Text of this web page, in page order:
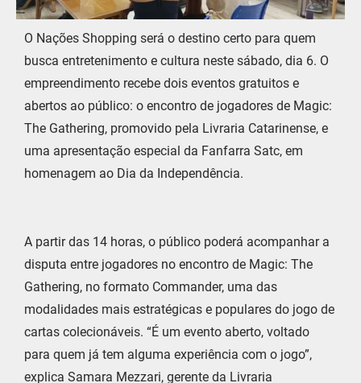
O Nações Shopping será o destino certo para quem
busca entretenimento e cultura neste sábado, dia 6. O
empreendimento recebe dois eventos gratuitos e
abertos ao público: o encontro de jogadores de Magic:
The Gathering, promovido pela Livraria Catarinense, e
uma apresentação especial da Fanfarra Satc, em
homenagem ao Dia da Independência.
A partir das 14 horas, o público poderá acompanhar a
disputa entre jogadores no encontro de Magic: The
Gathering, no formato Commander, uma das
modalidades mais estratégicas e populares do jogo de
cartas colecionáveis. “É um evento aberto, voltado
para quem já tem alguma experiência com o jogo”,
explica Samara Mezzari, gerente da Livraria